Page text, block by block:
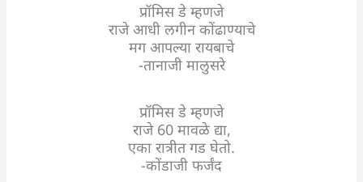
प्रॉमिस डे म्हणजे
राजे आधी लगीन कोंढाण्याचे
मग आपल्या रायबाचे
-तानाजी मालुसरे
प्रॉमिस डे म्हणजे
राजे 60 मावळे द्या,
एका रात्रीत गड घेतो.
-कोंडाजी फर्जंद